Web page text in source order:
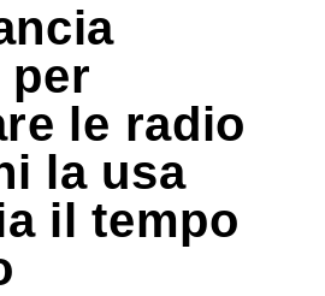
per
le radio
la usa
il tempo